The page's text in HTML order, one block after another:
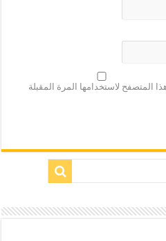
المتصفح لاستخدامها المرة المقبلة